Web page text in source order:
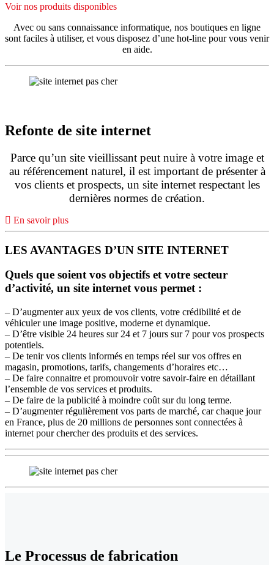
Voir nos produits disponibles
Avec ou sans connaissance informatique, nos boutiques en ligne
sont faciles à utiliser, et vous disposez d’une hot-line pour vous venir
en aide.
Refonte de site internet
Parce qu’un site vieillissant peut nuire à votre image et
au référencement naturel, il est important de présenter à
vos clients et prospects, un site internet respectant les
dernières normes de création.
En savoir plus
LES AVANTAGES D’UN SITE INTERNET
Quels que soient vos objectifs et votre secteur
d’activité, un site internet vous permet :
– D’augmenter aux yeux de vos clients, votre crédibilité et de
véhiculer une image positive, moderne et dynamique.
– D’être visible 24 heures sur 24 et 7 jours sur 7 pour vos prospects
potentiels.
– De tenir vos clients informés en temps réel sur vos offres en
magasin, promotions, tarifs, changements d’horaires etc…
– De faire connaitre et promouvoir votre savoir-faire en détaillant
l’ensemble de vos services et produits.
– De faire de la publicité à moindre coût sur du long terme.
– D’augmenter régulièrement vos parts de marché, car chaque jour
en France, plus de 20 millions de personnes sont connectées à
internet pour chercher des produits et des services.
Le Processus de fabrication